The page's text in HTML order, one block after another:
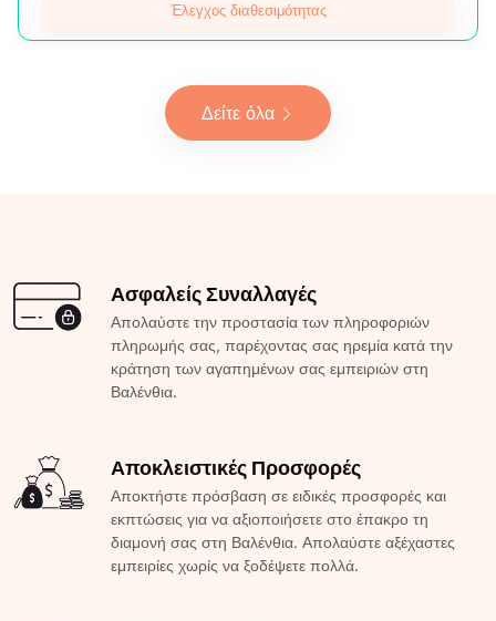
Έλεγχος διαθεσιμότητας
Δείτε όλα
Ασφαλείς Συναλλαγές
Απολαύστε την προστασία των πληροφοριών
πληρωμής σας, παρέχοντας σας ηρεμία κατά την
κράτηση των αγαπημένων σας εμπειριών στη
Βαλένθια.
Αποκλειστικές Προσφορές
Αποκτήστε πρόσβαση σε ειδικές προσφορές και
εκπτώσεις για να αξιοποιήσετε στο έπακρο τη
διαμονή σας στη Βαλένθια. Απολαύστε αξέχαστες
εμπειρίες χωρίς να ξοδέψετε πολλά.